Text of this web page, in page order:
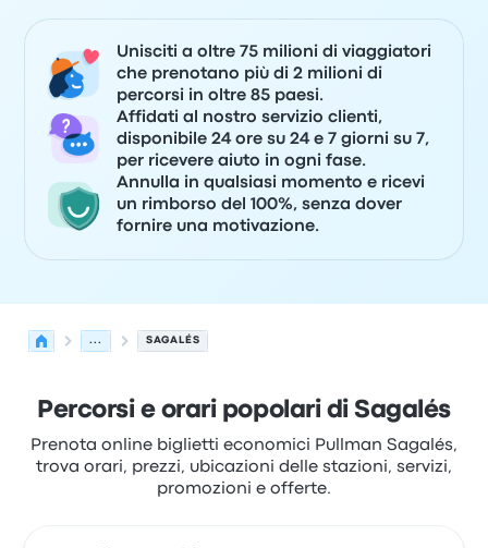
Unisciti a oltre 75 milioni di viaggiatori
che prenotano più di 2 milioni di
percorsi in oltre 85 paesi.
Affidati al nostro servizio clienti,
disponibile 24 ore su 24 e 7 giorni su 7,
per ricevere aiuto in ogni fase.
Annulla in qualsiasi momento e ricevi
un rimborso del 100%, senza dover
fornire una motivazione.
... SAGALÉS
Percorsi e orari popolari di Sagalés
Prenota online biglietti economici Pullman Sagalés,
trova orari, prezzi, ubicazioni delle stazioni, servizi,
promozioni e offerte.